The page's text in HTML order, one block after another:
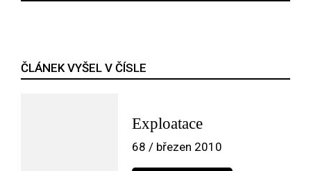
ČLÁNEK VYŠEL V ČÍSLE
Exploatace
68 / březen 2010